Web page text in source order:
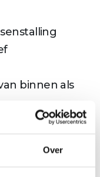
Over
binnen als
3